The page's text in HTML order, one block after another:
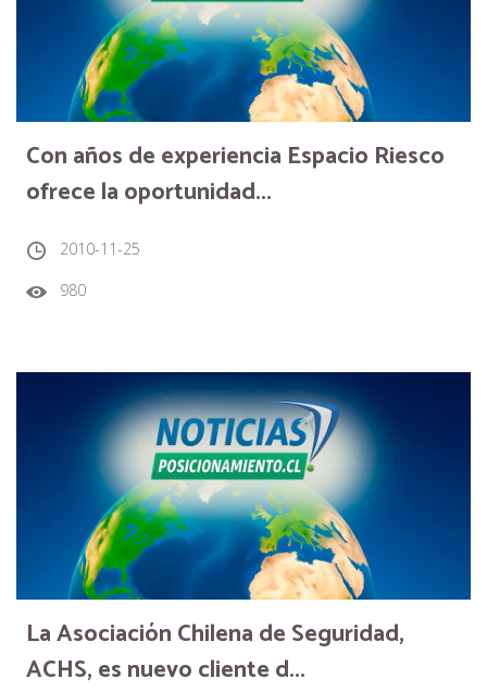
Con años de experiencia Espacio Riesco
ofrece la oportunidad...
2010-11-25
980
La Asociación Chilena de Seguridad,
ACHS, es nuevo cliente d...